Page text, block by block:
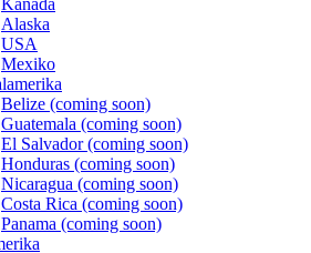
Alaska
USA
Mexiko
Belize (coming soon)
Guatemala (coming soon)
El Salvador (coming soon)
Honduras (coming soon)
Nicaragua (coming soon)
Costa Rica (coming soon)
Panama (coming soon)